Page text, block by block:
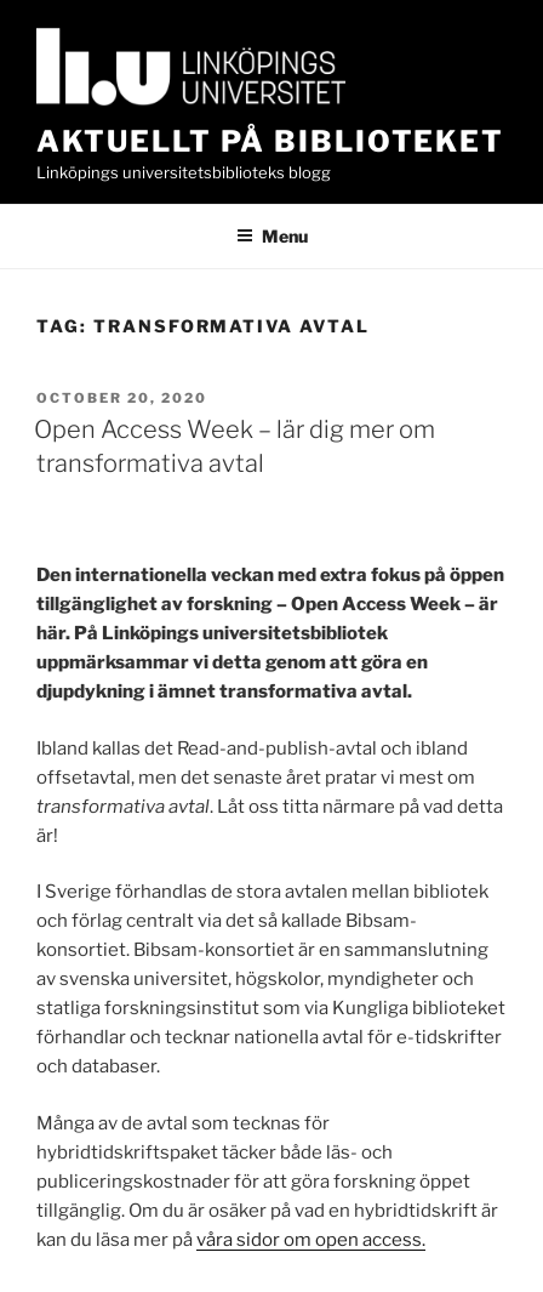
AKTUELLT PÅ BIBLIOTEKET
Linköpings universitetsbiblioteks blogg
Menu
TAG: TRANSFORMATIVA AVTAL
POSTED
ON
OCTOBER 20, 2020
Open Access Week – lär dig mer om
transformativa avtal
Den internationella veckan med extra fokus på öppen
tillgänglighet av forskning – Open Access Week – är
här. På Linköpings universitetsbibliotek
uppmärksammar vi detta genom att göra en
djupdykning i ämnet transformativa avtal.
Ibland kallas det Read-and-publish-avtal och ibland
offsetavtal, men det senaste året pratar vi mest om
transformativa avtal. Låt oss titta närmare på vad detta
är!
I Sverige förhandlas de stora avtalen mellan bibliotek
och förlag centralt via det så kallade Bibsam-
konsortiet. Bibsam-konsortiet är en sammanslutning
av svenska universitet, högskolor, myndigheter och
statliga forskningsinstitut som via Kungliga biblioteket
förhandlar och tecknar nationella avtal för e-tidskrifter
och databaser.
Många av de avtal som tecknas för
hybridtidskriftspaket täcker både läs- och
publiceringskostnader för att göra forskning öppet
tillgänglig. Om du är osäker på vad en hybridtidskrift är
kan du läsa mer påvåra sidor om open access.